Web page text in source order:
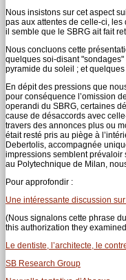
Nous insistons sur cet aspect
pas aux attentes de celle-ci,
il semble que le SBRG ait fait
Nous concluons cette
quelques soi-disant
pyramide du soleil ; et
En dépit des pressions que
pour conséquence l’omission
operandi du SBRG, certaines
cause de désaccords avec
travers des annonces plus ou
était resté pris au piège à
Debertolis, accompagnée
impressions semblent prévaloir
au Polytechnique de Milan,
Pour approfondir :
Une intéressante discussion
(Nous signalons cette phrase
this authorization they
Le dentiste, l’architecte, le
SB Research Group